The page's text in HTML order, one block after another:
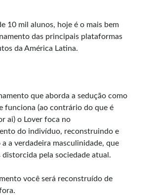
10 mil alunos, hoje é o mais bem
das principais plataformas
da América Latina.
que aborda a sedução como
funciona (ao contrário do que é
ai) o Lover foca no
do indivíduo, reconstruindo e
a verdadeira masculinidade, que
distorcida pela sociedade atual.
você será reconstruído de